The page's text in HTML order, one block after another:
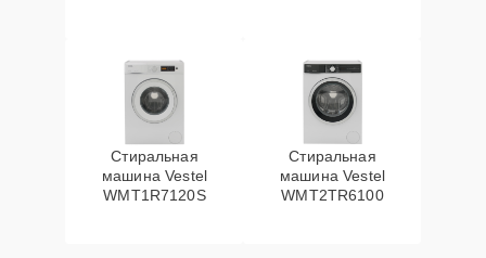
Стиральная
машина Vestel
WMT1R7120S
Стиральная
машина Vestel
WMT2TR6100